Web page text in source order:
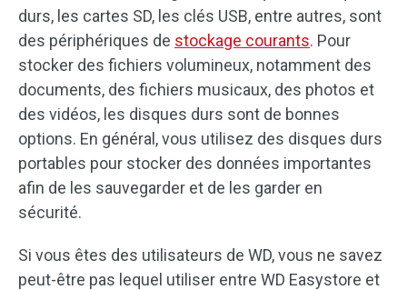
durs, les cartes SD, les clés USB, entre autres, sont
des périphériques de stockage courants. Pour
stocker des fichiers volumineux, notamment des
documents, des fichiers musicaux, des photos et
des vidéos, les disques durs sont de bonnes
options. En général, vous utilisez des disques durs
portables pour stocker des données importantes
afin de les sauvegarder et de les garder en
sécurité.
Si vous êtes des utilisateurs de WD, vous ne savez
peut-être pas lequel utiliser entre WD Easystore et